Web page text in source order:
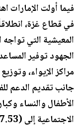
فيما أولت الإمارات
في قطاع غزة،
المعيشية التي
الجهود توفير
مراكز الإيواء،
جانب تقديم الدعم
الأطفال والنساء
الاجتماعية إلى (37.53)مليون درهم إماراتي.